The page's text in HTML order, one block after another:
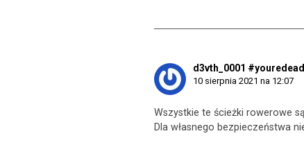
d3vth_0001 #youredead
10 sierpnia 2021 na 12:07
Wszystkie te ścieżki rowerowe
Dla własnego bezpieczeństwa